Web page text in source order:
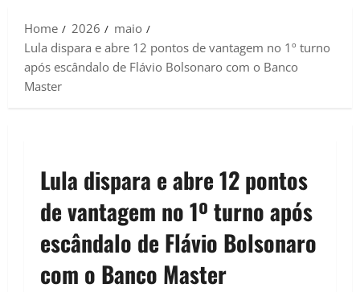
Home
2026
maio
Lula dispara e abre 12 pontos de vantagem no 1º turno
após escândalo de Flávio Bolsonaro com o Banco
Master
Lula dispara e abre 12 pontos
de vantagem no 1º turno após
escândalo de Flávio Bolsonaro
com o Banco Master